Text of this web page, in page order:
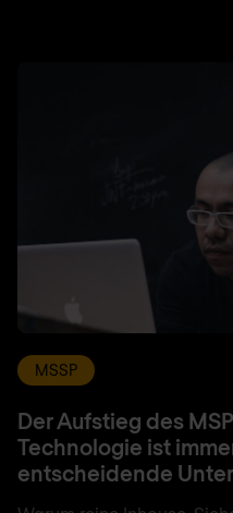
MSSP
Der Aufstieg des
Technologie ist
entscheidende